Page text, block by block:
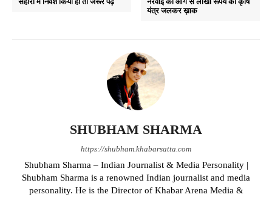
यंत्र जलकर ख़ाक
SHUBHAM SHARMA
https://shubham.khabarsatta.com
Shubham Sharma – Indian Journalist & Media Personality |
Shubham Sharma is a renowned Indian journalist and media
personality. He is the Director of Khabar Arena Media &